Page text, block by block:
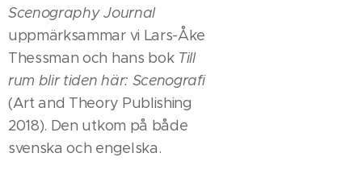
Scenography Journal
uppmärksammar vi Lars-Åke
Thessman och hans bok Till
rum blir tiden här: Scenografi
(Art and Theory Publishing
2018). Den utkom på både
svenska och engelska.